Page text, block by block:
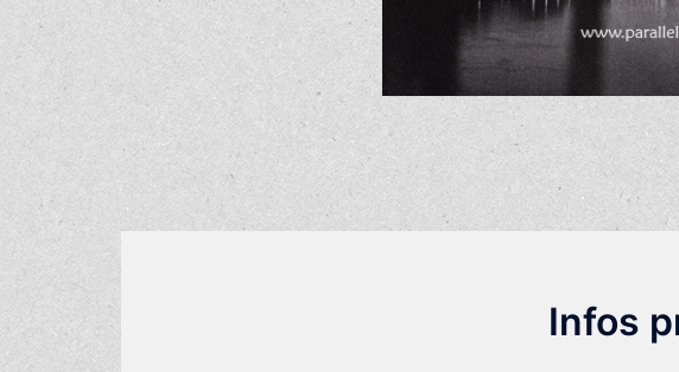
Infos